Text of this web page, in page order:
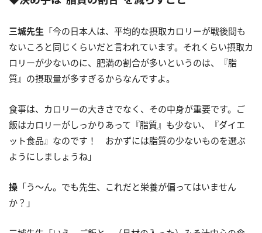
三城先生 「今の日本人は、平均的な摂取カロリーが戦後間も
ないころと同じくらいだと言われています。それくらい摂取カ
ロリーが少ないのに、肥満の割合が多いというのは、『脂
質』の摂取量が多すぎるからなんですよ。
食事は、カロリーの大きさでなく、その中身が重要です。ご
飯はカロリーがしっかりあって『脂質』も少ない、『ダイエ
ット食品』なのです！ おかずには脂質の少ないものを選ぶ
ようにしましょうね」
操 「う～ん。でも先生、これだと栄養が偏ってはいません
か？」